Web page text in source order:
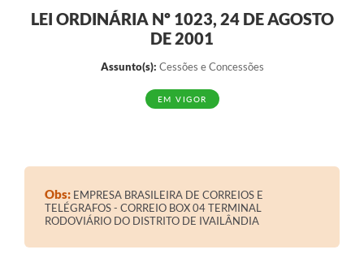
Secretarias
Contratos
Audiências Públicas
LEI ORDINÁRIA Nº 1023, 24 DE AGOSTO
DE 2001
Assunto(s): Cessões e Concessões
EM VIGOR
Obs: EMPRESA BRASILEIRA DE CORREIOS E
TELÉGRAFOS - CORREIO BOX 04 TERMINAL
RODOVIÁRIO DO DISTRITO DE IVAILÂNDIA